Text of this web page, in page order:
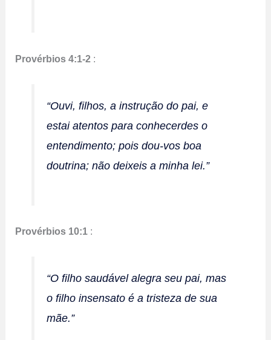
Provérbios 4:1-2 :
“Ouvi, filhos, a instrução do pai, e
estai atentos para conhecerdes o
entendimento; pois dou-vos boa
doutrina; não deixeis a minha lei.”
Provérbios 10:1 :
“O filho saudável alegra seu pai, mas
o filho insensato é a tristeza de sua
mãe.”